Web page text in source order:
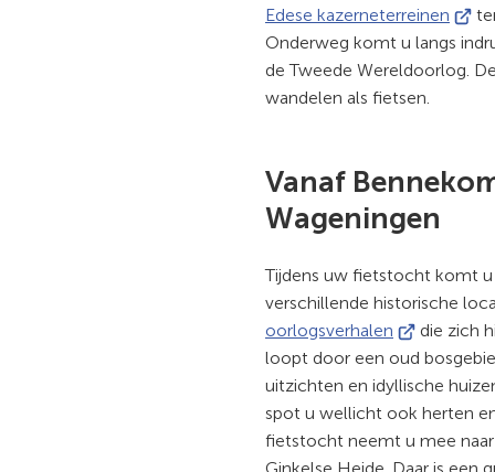
Edese kazerneterreinen
naar
een
Onderweg komt u langs
de Tweede Wereldoorlog.
wandelen als fietsen.
Vanaf
Wageningen
Tijdens uw fietstocht komt
verschillende historische
oorlogsverhalen (Verwijst
naar
een
externe
website)
die zich
loopt door een oud
uitzichten en idyllische
spot u wellicht ook herten
fietstocht neemt u mee